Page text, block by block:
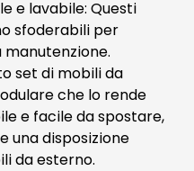
e lavabile: Questi
sfoderabili per
set di mobili da
che lo rende
e facile da spostare,
una disposizione
da esterno.